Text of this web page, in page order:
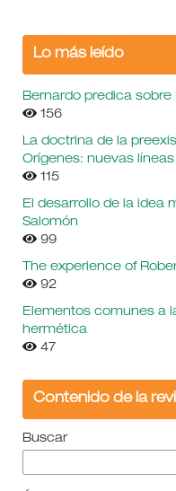
Lo más leído
Bernardo predica sobre
156
La doctrina de la
Orígenes: nuevas
115
El desarrollo de la idea
Salomón
99
The experience of
92
Elementos comunes a
hermética
47
Contenido de la
Buscar